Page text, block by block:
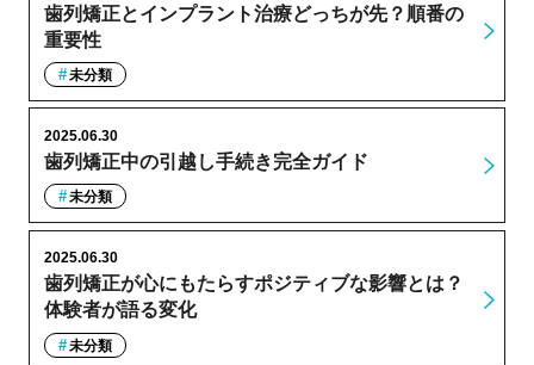
歯列矯正とインプラント治療どっちが先？順番の
重要性
未分類
歯列矯正中の引越し手続き完全ガイド
2025.06.30
未分類
歯列矯正が心にもたらすポジティブな影響とは？
体験者が語る変化
2025.06.30
未分類